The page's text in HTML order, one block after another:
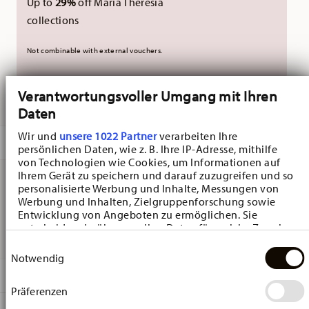
Verantwortungsvoller Umgang mit Ihren
Daten
Wir und unsere 1022 Partnerverarbeiten Ihre
persönlichen Daten, wie z. B. Ihre IP-Adresse, mithilfe
von Technologien wie Cookies, um Informationen auf
Ihrem Gerät zu speichern und darauf zuzugreifen und so
personalisierte Werbung und Inhalte, Messungen von
Werbung und Inhalten, Zielgruppenforschung sowie
Entwicklung von Angeboten zu ermöglichen. Sie
entscheiden darüber, wer Ihre Daten für welche Zwecke
Cookie-Erklärung oder durch Klicken auf das Privacy
Trigger Symbol ändern oder widerrufen
Wenn Sie es erlauben, würden wir auch gerne:
Notwendig
Präferenzen
collections
Not combinable with external vouchers.
DELIVERED IN 10-14 WORKING DAYS
DESCRIPTION
Hutschenreuther Nora Christmas Teapot - Round - Ø 18,6
cm - h 12,6 cm - 0,700 l, Bone China Green